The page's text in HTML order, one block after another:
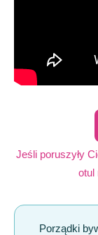
Jeśli poruszyły
otul
Porządki